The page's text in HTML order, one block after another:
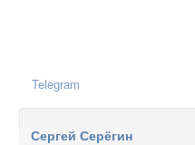
Telegram
Сергей Серёгин